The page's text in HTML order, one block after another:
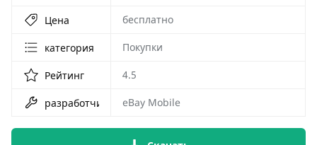
Цена бесплатно
категория Покупки
Рейтинг 4.5
разработчик eBay Mobile